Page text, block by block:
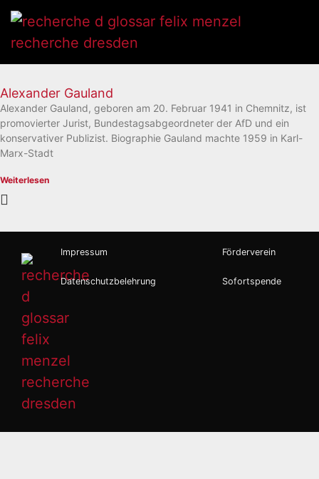
Alexander Gauland
Alexander Gauland, geboren am 20. Februar 1941 in Chemnitz, ist
promovierter Jurist, Bundestagsabgeordneter der AfD und ein
konservativer Publizist. Biographie Gauland machte 1959 in Karl-
Marx-Stadt
Weiterlesen
Impressum
Datenschutzbelehrung
Förderverein
Sofortspende